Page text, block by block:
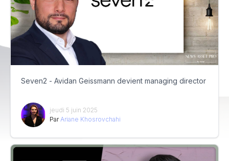
Seven2 - Avidan Geissmann devient managing director
jeudi 5 juin 2025
Par Ariane Khosrovchahi